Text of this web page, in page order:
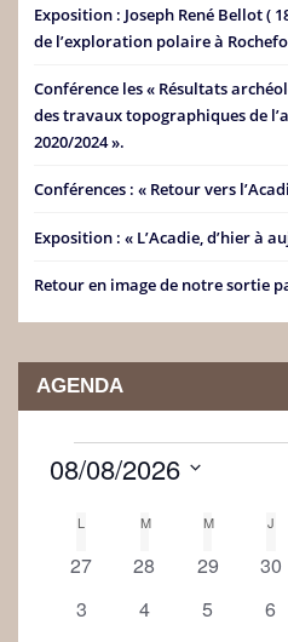
Exposition : Joseph René Bellot (
de l’exploration polaire à
Conférence les « Résultats
des travaux topographiques de
2020/2024 ».
Conférences : « Retour vers
Exposition : « L’Acadie, d’hier à
Retour en image de notre sortie
AGENDA